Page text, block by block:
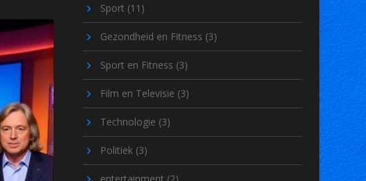
Sport (11)
Gezondheid en Fitness (3)
Sport en Fitness (3)
Film en Televisie (3)
Technologie (3)
Politiek (3)